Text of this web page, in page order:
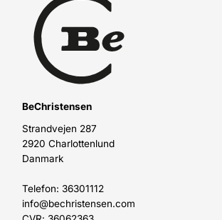
BeChristensen
Strandvejen 287
2920 Charlottenlund
Danmark
Telefon: 36301112
info@bechristensen.com